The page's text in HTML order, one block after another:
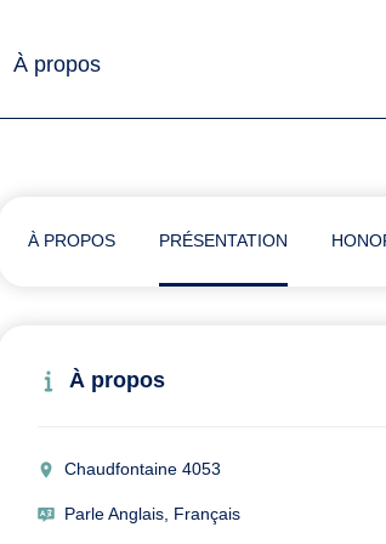
À propos
À PROPOS PRÉSENTATION
À propos
Chaudfontaine 4053
Parle Anglais, Français